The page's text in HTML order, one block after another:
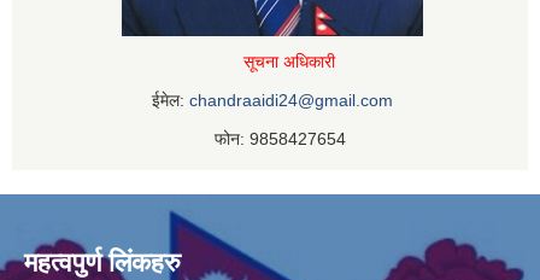
सूचना अधिकारी
ईमेल: chandraaidi24@gmail.com
फोन: 9858427654
महत्वपुर्ण लिंकहरु